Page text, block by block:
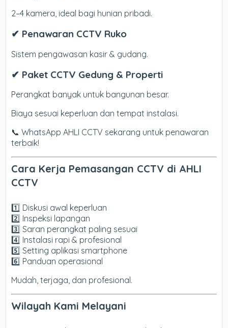
2–4 kamera, ideal bagi hunian pribadi.
✔ Penawaran CCTV Ruko
Sistem pengawasan kasir & gudang.
✔ Paket CCTV Gedung & Properti
Perangkat banyak untuk bangunan besar.
Biaya sesuai keperluan dan tempat instalasi.
📞 WhatsApp AHLI CCTV sekarang untuk penawaran
terbaik!
Cara Kerja Pemasangan CCTV di AHLI
CCTV
1️⃣ Diskusi awal keperluan
2️⃣ Inspeksi lapangan
3️⃣ Saran perangkat paling sesuai
4️⃣ Instalasi rapi & profesional
5️⃣ Setting aplikasi smartphone
6️⃣ Panduan operasional
Mudah, terjaga, dan profesional.
Wilayah Kami Melayani